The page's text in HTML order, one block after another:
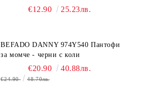
€12.90 25.23лв.
BEFADO DANNY 974Y540 Пантофи
за момче - черни с коли
€20.90 40.88лв.
€24.90 48.70лв.